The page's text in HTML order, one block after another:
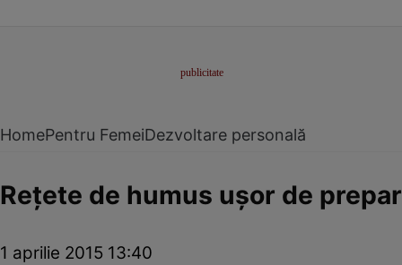
HomePentru FemeiDezvoltare personală
Reţete de humus uşor de
1 aprilie 2015 13:40